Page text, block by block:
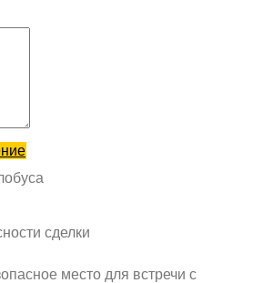
сделки
место для встречи с